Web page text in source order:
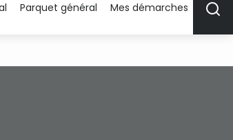
Parquet général Mes démarches